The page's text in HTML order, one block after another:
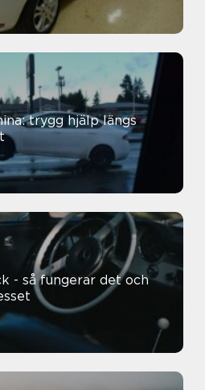
trygg hjälp längs
- så fungerar det och